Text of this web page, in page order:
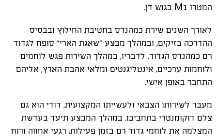
המטרו M1 בגוש דן.
לאורך השנים שירת כמהנדס בחטיבת החילוץ ובבסיס
ההדרכה בזיקים, ובמהלך מבצע ״שאגת הארי״ סופח לגדוד
רם כמהנדס הגדוד. לדבריו, במהלך השירות פגש לוחמים
ולוחמות ערכיים, אינטליגנטים ומלאי אהבת הארץ, אליהם
התחבר באופן אישי.
מעבר לשירותו הצבאי ולעשייתו המקצועית, דודי הוא גם
צלם דוקומנטרי בתחביבו. במהלך המבצע תיעד בעדשת
המצלמה את לוחמי גדוד רם בזמן פעילות, רגעי אחווה ורוח